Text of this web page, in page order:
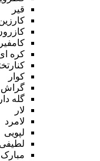
قیر
کره
کوار
گراش
گله دار
لار
لامرد
لپویی
لطیفی
مبارک